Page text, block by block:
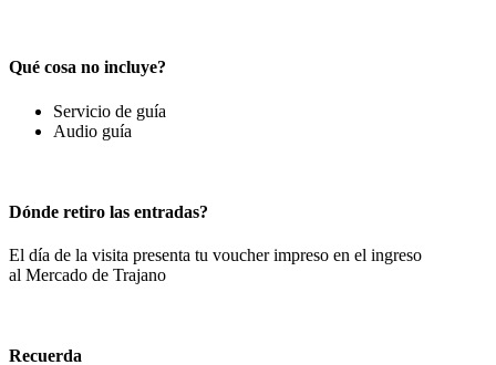
Qué cosa no incluye?
Servicio de guía
Audio guía
Dónde retiro las entradas?
El día de la visita presenta tu voucher impreso en el ingreso
al Mercado de Trajano
Recuerda